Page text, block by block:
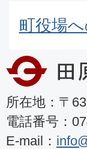
町役場
所在地：〒
電話番号：
E-mail：